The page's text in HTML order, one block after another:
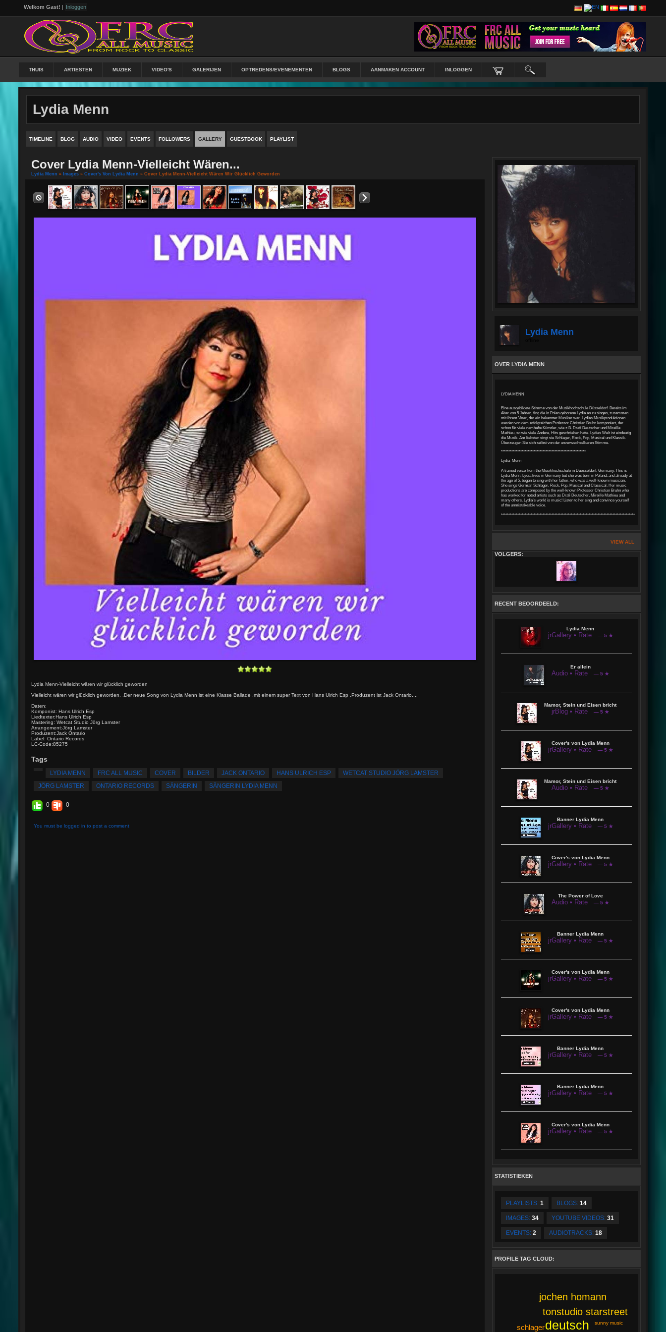
Welkom Gast! | Inloggen
THUIS ARTIESTEN MUZIEK VIDEO'S GALERIJEN OPTREDENS/EVENEMENTEN BLOGS AANMAKEN ACCOUNT INLOGGEN
Lydia Menn
TIMELINE BLOG AUDIO VIDEO EVENTS FOLLOWERS GALLERY GUESTBOOK PLAYLIST
Cover Lydia Menn-Vielleicht Wären...
Lydia Menn » Images » Cover's Von Lydia Menn » Cover Lydia Menn-Vielleicht Wären Wir Glücklich Geworden
Lydia Menn-Vielleicht wären wir glücklich geworden
Vielleicht wären wir glücklich geworden. .Der neue Song von Lydia Menn ist eine Klasse Ballade ,mit einem super Text von Hans Ulrich Esp .Produzent ist Jack Ontario....
Daten:
Komponist: Hans Ulrich Esp
Liedtexter:Hans Ulrich Esp
Mastering: Wetcat Studio Jörg Lamster
Arrangement:Jörg Lamster
Produzent:Jack Ontario
Label: Ontario Records
LC-Code:85275
Tags
LYDIA MENN FRC ALL MUSIC COVER BILDER JACK ONTARIO HANS ULRICH ESP
WETCAT STUDIO JÖRG LAMSTER
JÖRG LAMSTER
ONTARIO RECORDS SÄNGERIN SÄNGERIN LYDIA MENN
0 0
You must be logged in to post a comment
Lydia Menn
OVER LYDIA MENN
LYDIA MENN
Eine ausgebildete Stimme von der Musikhochschule Düsseldorf. Bereits im
Alter von 5 Jahren, fing die in Polen geborene Lydia an zu singen, zusammen
mit ihrem Vater, der ein bekannter Musiker war. Lydias Musikproduktionen
werden von dem erfolgreichen Professor Christian Bruhn komponiert, der
schon für viele namhafte Künstler, wie z.B. Drafi Deutscher und Mireille
Mathieu, so wie viele Andere, Hits geschrieben hatte. Lydias Welt ist eindeutig
die Musik. Am liebstensingt sie Schlager, Rock, Pop, Musical und Klassik.
Überzeugen Sie sich selbst von der unverwechselbaren Stimme.
*********************************************************
Lydia Menn
A trained voice from the Musikhochschule in Duesseldorf, Germany. This is
Lydia Menn. Lydia lives in Germany but she was born in Poland, and already at
the age of 5, began to sing with her father, who was a well-known musician.
She sings German Schlager, Rock, Pop, Musical and Classical. Her music
productions are composed by the well-known Professor Christian Bruhn who
has worked for noted artists such as Drafi Deutscher, Mireille Mathieu and
many others. Lydia’s world is music! Listen to her sing and convince yourself
of the unmistakeable voice.
****************************************************************************************************
VIEW ALL
VOLGERS:
RECENT BEOORDEELD:
Lydia Menn
jrGallery • Rate — 5 ★
Er allein
Audio • Rate — 5 ★
Mamor, Stein und Eisen bricht
jrBlog • Rate — 5 ★
Cover's von Lydia Menn
jrGallery • Rate — 5 ★
Mamor, Stein und Eisen bricht
Audio • Rate — 5 ★
Banner Lydia Menn
jrGallery • Rate — 5 ★
Cover's von Lydia Menn
jrGallery • Rate — 5 ★
The Power of Love
Audio • Rate — 5 ★
Banner Lydia Menn
jrGallery • Rate — 5 ★
Cover's von Lydia Menn
jrGallery • Rate — 5 ★
Cover's von Lydia Menn
jrGallery • Rate — 5 ★
Banner Lydia Menn
jrGallery • Rate — 5 ★
Banner Lydia Menn
jrGallery • Rate — 5 ★
Cover's von Lydia Menn
jrGallery • Rate — 5 ★
STATISTIEKEN
PLAYLISTS: 1 BLOGS: 14
IMAGES: 34 YOUTUBE VIDEOS: 31
EVENTS: 2 AUDIOTRACKS: 18
PROFILE TAG CLOUD:
deutsch
tonstudio starstreet
jochen homann
schlager
sunny music